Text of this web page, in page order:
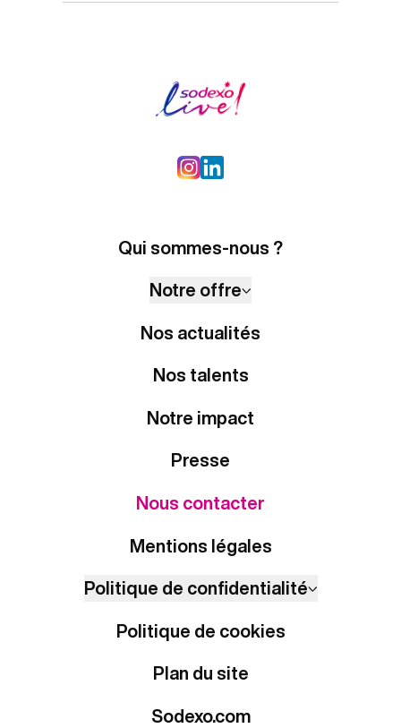
Qui sommes-nous ?
Notre offre
Nos actualités
Nos talents
Notre impact
Presse
Nous contacter
Mentions légales
Politique de confidentialité
Politique de cookies
Plan du site
Sodexo.com